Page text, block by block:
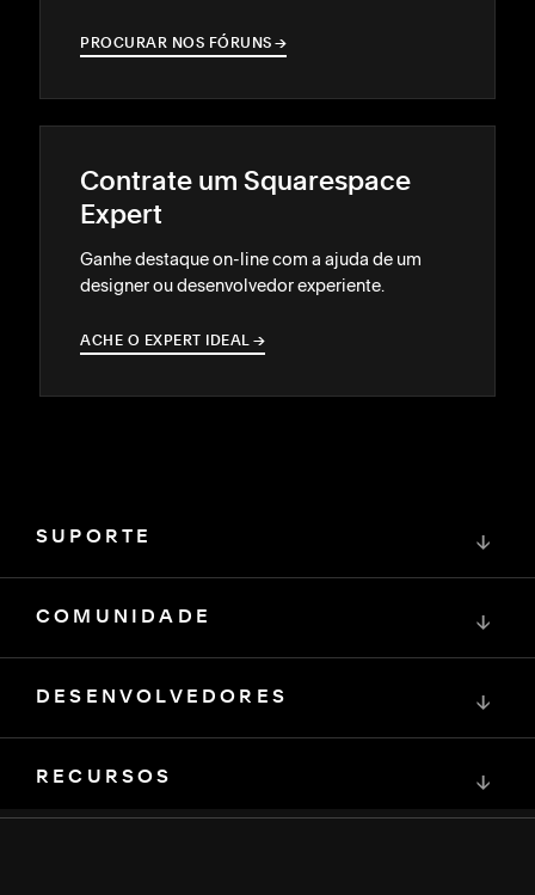
PROCURAR NOS FÓRUNS →
→
Contrate um Squarespace
Expert
Ganhe destaque on-line com a ajuda de um
designer ou desenvolvedor experiente.
ACHE O EXPERT IDEAL →
→
SUPORTE ↓
COMUNIDADE ↓
DESENVOLVEDORES ↓
RECURSOS ↓